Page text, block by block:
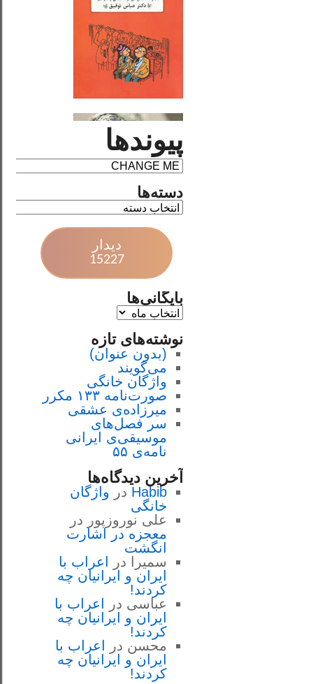
پیوندها
دسته‌ها
دیدار
15227
بایگانی‌ها
نوشته‌های تازه
(بدون عنوان)
می‌گویند
واژگان خانگی
صورت‌نامه ۱۳۳ مکرر
میرزاده‌ی عشقی
سر فصل‌هاى
موسيقى‌ی ايرانى
نامه‌ی ۵۵
آخرین دیدگاه‌ها
Habib در واژگان
خانگی
علی نوروزپور در
معجزه در اشارت
انگشت
سمیرا
در
اعراب با
ايران و ايرانيان چه
كردند!
عباسی در
اعراب با
ايران و ايرانيان چه
كردند!
محسن در
اعراب با
ايران و ايرانيان چه
كردند!